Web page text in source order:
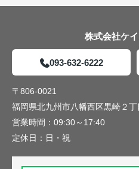
株式会社ケ
093-632-6222
〒806-0021
福岡県北九州市八幡西区黒崎２
営業時間： 09:30～17:40
定休日： 日・祝